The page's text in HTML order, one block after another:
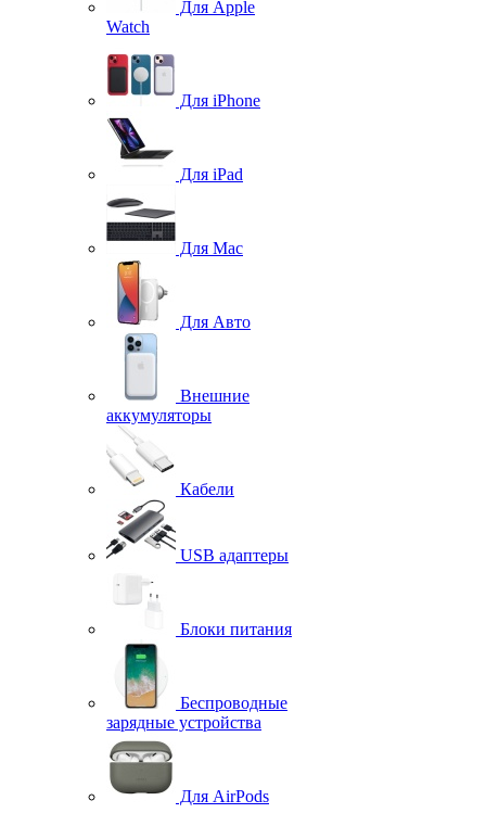
Для Apple
Watch
Для iPhone
Для iPad
Для Mac
Для Авто
Внешние
аккумуляторы
Кабели
USB адаптеры
Блоки питания
Беспроводные
зарядные устройства
Для AirPods